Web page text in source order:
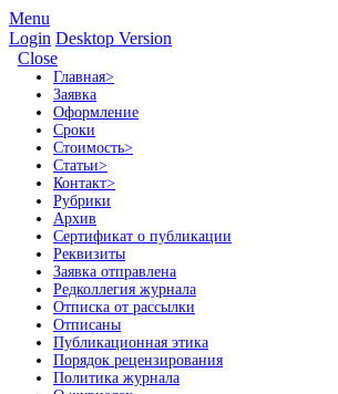
Menu
Login Desktop Version
Close
Главная>
Заявка
Оформление
Сроки
Стоимость>
Статьи>
Контакт>
Рубрики
Архив
Сертификат о публикации
Реквизиты
Заявка отправлена
Редколлегия журнала
Отписка от рассылки
Отписаны
Публикационная этика
Порядок рецензирования
Политика журнала